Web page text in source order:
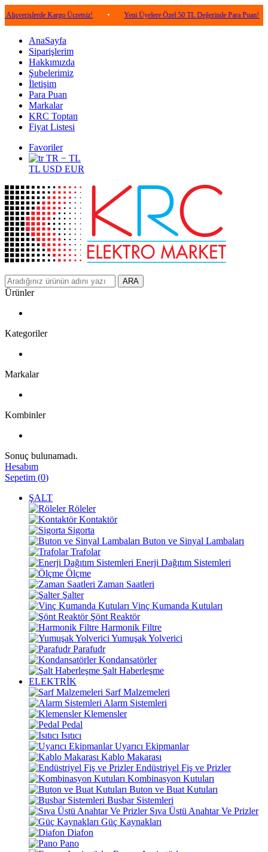
Kargo Ücretsiz! • Yeni Üyelere Özel 50 TL Değerinde Para Puan! •
AnaSayfa
Siparişlerim
Hakkımızda
Şubelerimiz
İletişim
Para Puan
Markalar
KRC Toptan
Fiyat Listesi
Favoriler
TR − TL
TL USD EUR
ARA
Ürünler
Kategoriler
Markalar
Kombinler
Sonuç bulunamadı.
Hesabım
Sepetim (0)
ŞALT
Röleler
Kontaktör
Sigorta
Buton ve Sinyal Lambaları
Trafolar
Enerji Dağıtım Sistemleri
Ölçme
Zaman Saatleri
Şalter
Vinç Kumanda Kutuları
Şönt Reaktör
Harmonik Filtre
Yumuşak Yolverici
Parafudr
Kondansatörler
Şalt Haberleşme
ELEKTRİK
Sarf Malzemeleri
Alarm Sistemleri
Klemensler
Pedal
Isıtıcı
Uyarıcı Ekipmanlar
Kablo Makarası
Endüstriyel Fiş ve Prizler
Kombinasyon Kutuları
Buton ve Buat Kutuları
Busbar Sistemleri
Sıva Üstü Anahtar Ve Prizler
Güç Kaynakları
Diafon
Pano